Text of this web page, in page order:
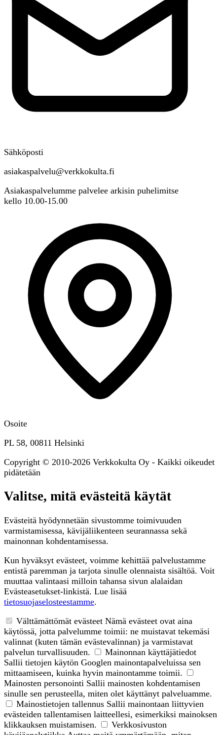
Sähköposti
asiakaspalvelu@verkkokulta.fi
Asiakaspalvelumme palvelee arkisin puhelimitse
kello 10.00-15.00
Osoite
PL 58, 00811 Helsinki
Copyright © 2010-2026 Verkkokulta Oy - Kaikki oikeudet
pidätetään
Valitse, mitä evästeitä käytät
Evästeitä hyödynnetään sivustomme toimivuuden
varmistamisessa, kävijäliikenteen seurannassa sekä
mainonnan kohdentamisessa.
Kun hyväksyt evästeet, voimme kehittää palvelustamme
entistä paremman ja tarjota sinulle olennaista sisältöä. Voit
muuttaa valintaasi milloin tahansa sivun alalaidan
Evästeasetukset-linkistä. Lue lisää
tietosuojaselosteestamme.
Välttämättömät evästeet Nämä evästeet ovat aina
käytössä, jotta palvelumme toimii: ne muistavat tekemäsi
valinnat (kuten tämän evästevalinnan) ja varmistavat
palvelun turvallisuuden.
Mainonnan käyttäjätiedot
Sallii tietojen käytön Googlen mainontapalveluissa sen
mittaamiseen, kuinka hyvin mainontamme toimii.
Mainosten personointi Sallii mainosten kohdentamisen
sinulle sen perusteella, miten olet käyttänyt palveluamme.
Mainostietojen tallennus Sallii mainontaan liittyvien
evästeiden tallentamisen laitteellesi, esimerkiksi mainoksen
klikkauksen muistamisen.
Verkkosivuston